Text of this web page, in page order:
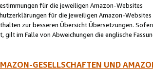
für die jeweiligen Amazon-Websites
für die jeweiligen Amazon-Websites
zur besseren Übersicht Übersetzungen.
gilt im Falle von Abweichungen die englische
GESELLSCHAFTEN UND